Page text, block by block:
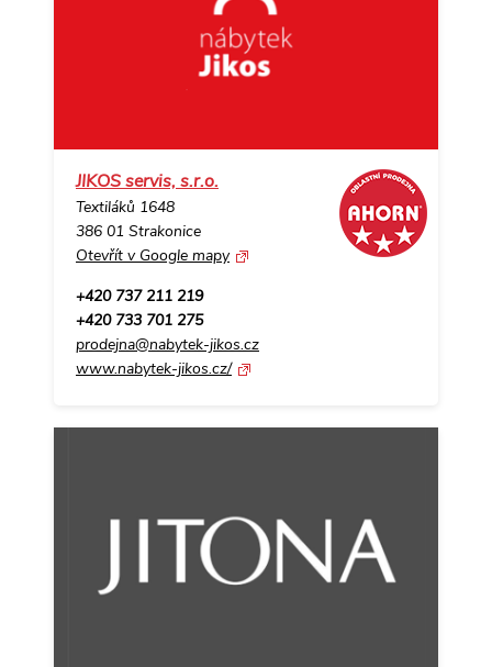
JIKOS servis, s.r.o.
Textiláků 1648
386 01 Strakonice
Otevřít v Google mapy
+420 737 211 219
+420 733 701 275
prodejna@nabytek-jikos.cz
www.nabytek-jikos.cz/